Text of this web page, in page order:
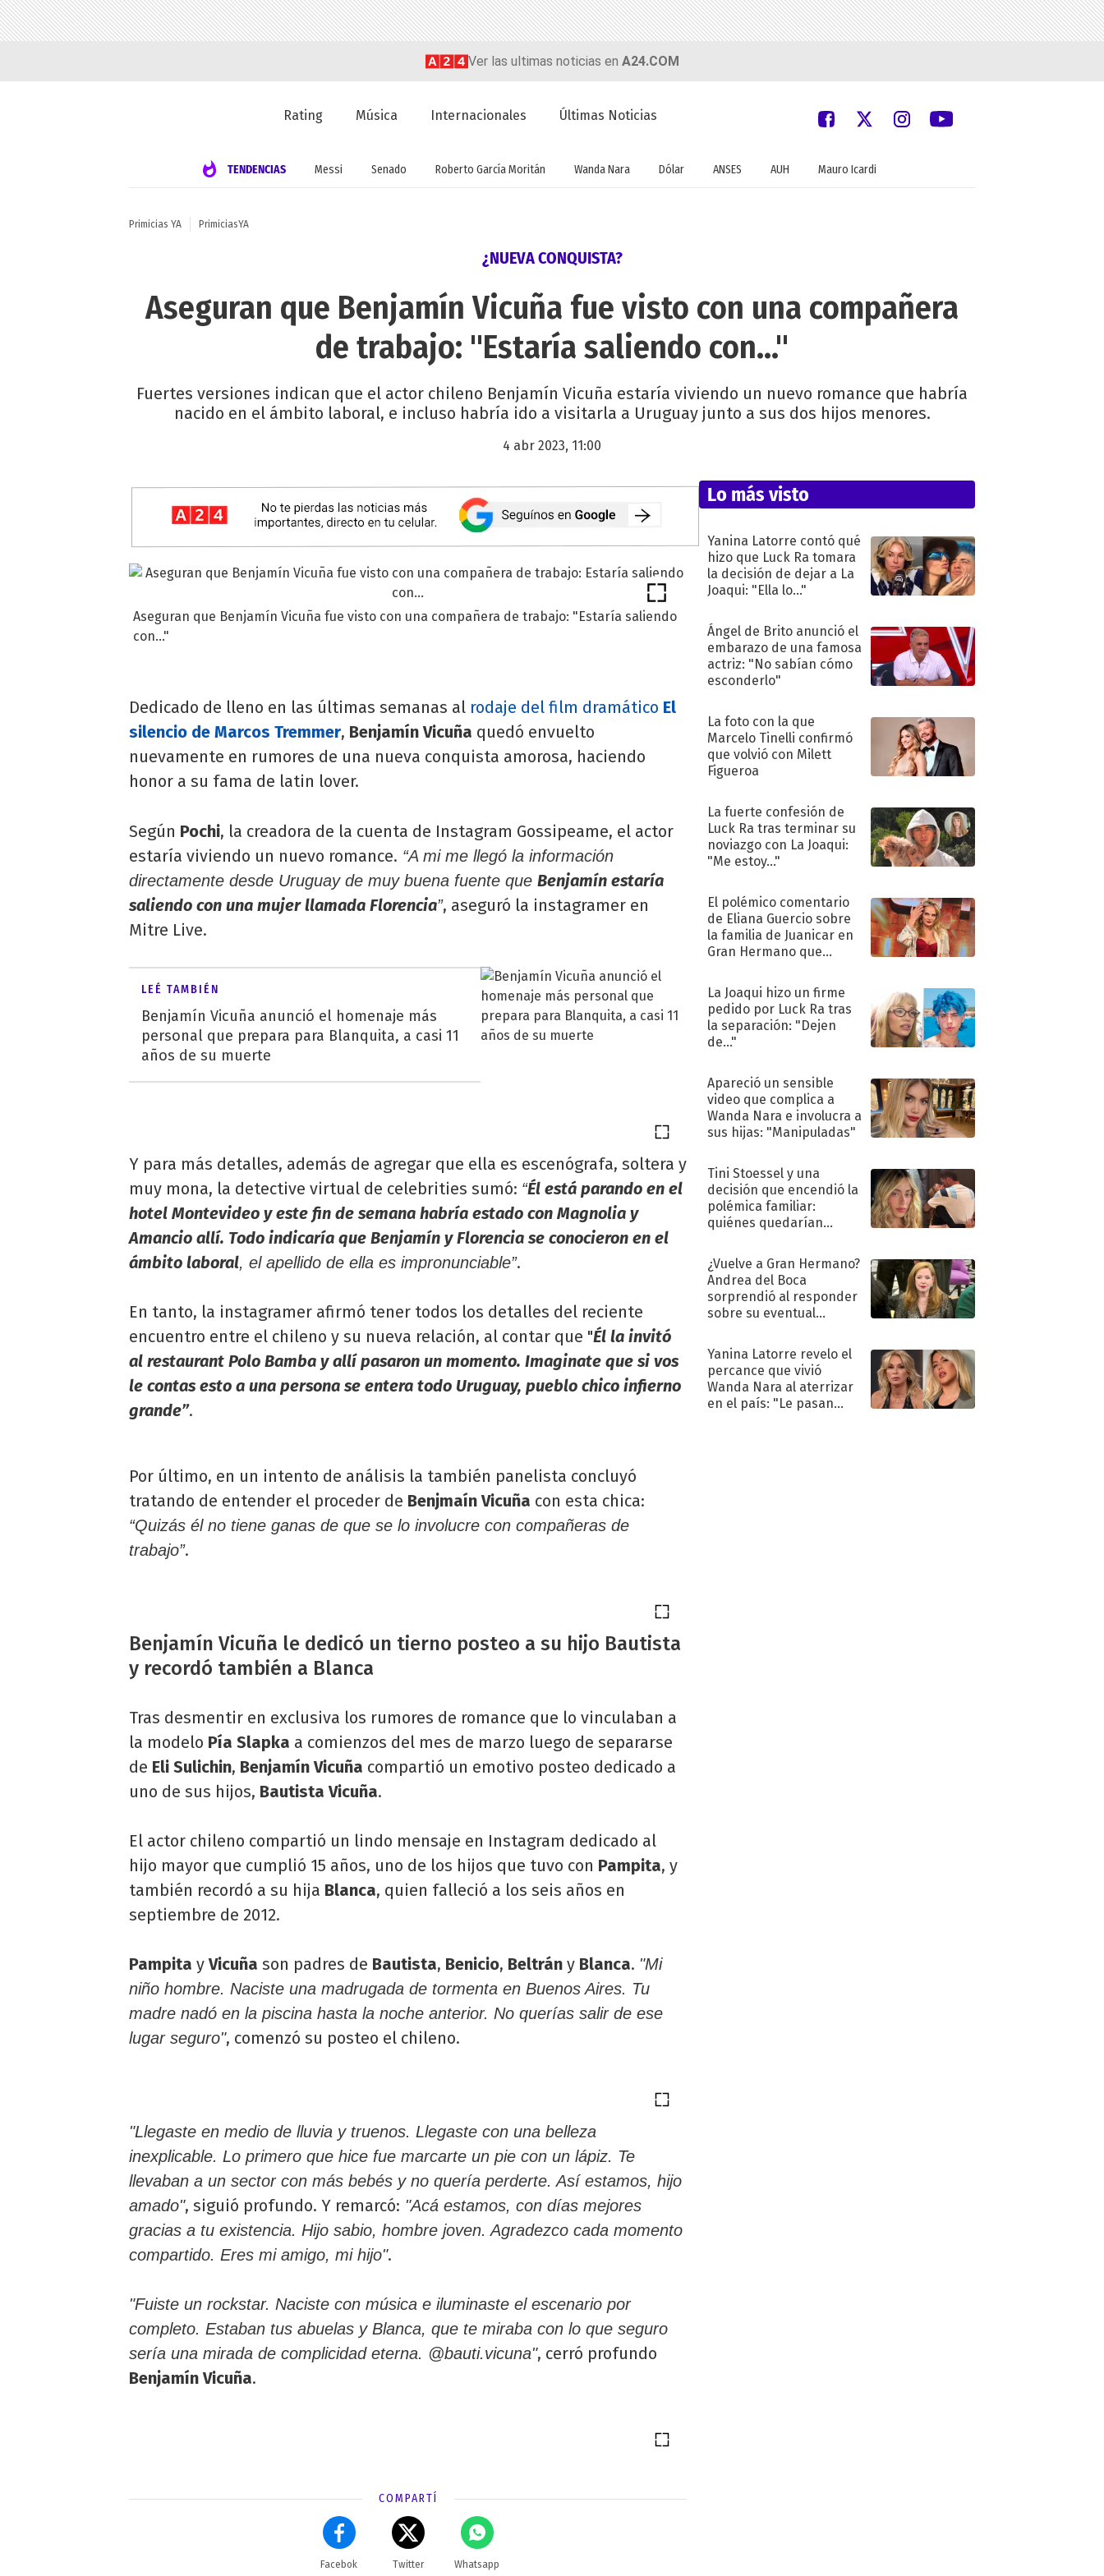
Ver las ultimas noticias en A24.COM
Rating Música Internacionales Últimas Noticias
TENDENCIAS Messi Senado Roberto García Moritán Wanda Nara Dólar ANSES AUH Mauro Icardi
Primicias YA PrimiciasYA
¿NUEVA CONQUISTA?
Aseguran que Benjamín Vicuña fue visto con una compañera
de trabajo: "Estaría saliendo con..."
Fuertes versiones indican que el actor chileno Benjamín Vicuña estaría viviendo un nuevo romance que habría
nacido en el ámbito laboral, e incluso habría ido a visitarla a Uruguay junto a sus dos hijos menores.
4 abr 2023, 11:00
Aseguran que Benjamín Vicuña fue visto con una compañera de trabajo: "Estaría saliendo
con..."
Dedicado de lleno en las últimas semanas al rodaje del film dramático El
silencio de Marcos Tremmer, Benjamín Vicuña quedó envuelto
nuevamente en rumores de una nueva conquista amorosa, haciendo
honor a su fama de latin lover.
Según Pochi, la creadora de la cuenta de Instagram Gossipeame, el actor
estaría viviendo un nuevo romance. “A mi me llegó la información
directamente desde Uruguay de muy buena fuente que Benjamín estaría
saliendo con una mujer llamada Florencia”, aseguró la instagramer en
Mitre Live.
LEÉ TAMBIÉN
Benjamín Vicuña anunció el homenaje más
personal que prepara para Blanquita, a casi 11
años de su muerte
Y para más detalles, además de agregar que ella es escenógrafa, soltera y
muy mona, la detective virtual de celebrities sumó: “Él está parando en el
hotel Montevideo y este fin de semana habría estado con Magnolia y
Amancio allí. Todo indicaría que Benjamín y Florencia se conocieron en el
ámbito laboral, el apellido de ella es impronunciable”.
En tanto, la instagramer afirmó tener todos los detalles del reciente
encuentro entre el chileno y su nueva relación, al contar que "Él la invitó
al restaurant Polo Bamba y allí pasaron un momento. Imaginate que si vos
le contas esto a una persona se entera todo Uruguay, pueblo chico infierno
grande”.
Por último, en un intento de análisis la también panelista concluyó
tratando de entender el proceder de Benjmaín Vicuña con esta chica:
“Quizás él no tiene ganas de que se lo involucre con compañeras de
trabajo”.
Benjamín Vicuña le dedicó un tierno posteo a su hijo Bautista
y recordó también a Blanca
Tras desmentir en exclusiva los rumores de romance que lo vinculaban a
la modelo Pía Slapka a comienzos del mes de marzo luego de separarse
de Eli Sulichin, Benjamín Vicuña compartió un emotivo posteo dedicado a
uno de sus hijos, Bautista Vicuña.
El actor chileno compartió un lindo mensaje en Instagram dedicado al
hijo mayor que cumplió 15 años, uno de los hijos que tuvo con Pampita, y
también recordó a su hija Blanca, quien falleció a los seis años en
septiembre de 2012.
Pampita yVicuña son padres de Bautista, Benicio, Beltrán y Blanca. "Mi
niño hombre. Naciste una madrugada de tormenta en Buenos Aires. Tu
madre nadó en la piscina hasta la noche anterior. No querías salir de ese
lugar seguro", comenzó su posteo el chileno.
"Llegaste en medio de lluvia y truenos. Llegaste con una belleza
inexplicable. Lo primero que hice fue marcarte un pie con un lápiz. Te
llevaban a un sector con más bebés y no quería perderte. Así estamos, hijo
amado", siguió profundo. Y remarcó: "Acá estamos, con días mejores
gracias a tu existencia. Hijo sabio, hombre joven. Agradezco cada momento
compartido. Eres mi amigo, mi hijo".
"Fuiste un rockstar. Naciste con música e iluminaste el escenario por
completo. Estaban tus abuelas y Blanca, que te miraba con lo que seguro
sería una mirada de complicidad eterna. @bauti.vicuna", cerró profundo
Benjamín Vicuña.
COMPARTÍ
Facebok Twitter Whatsapp
Lo más visto
Yanina Latorre contó qué
hizo que Luck Ra tomara
la decisión de dejar a La
Joaqui: "Ella lo..."
Ángel de Brito anunció el
embarazo de una famosa
actriz: "No sabían cómo
esconderlo"
La foto con la que
Marcelo Tinelli confirmó
que volvió con Milett
Figueroa
La fuerte confesión de
Luck Ra tras terminar su
noviazgo con La Joaqui:
"Me estoy..."
El polémico comentario
de Eliana Guercio sobre
la familia de Juanicar en
Gran Hermano que
La Joaqui hizo un firme
pedido por Luck Ra tras
la separación: "Dejen
de..."
Apareció un sensible
video que complica a
Wanda Nara e involucra a
sus hijas: "Manipuladas"
Tini Stoessel y una
decisión que encendió la
polémica familiar:
quiénes quedarían
¿Vuelve a Gran Hermano?
Andrea del Boca
sorprendió al responder
sobre su eventual
Yanina Latorre revelo el
percance que vivió
Wanda Nara al aterrizar
en el país: "Le pasan